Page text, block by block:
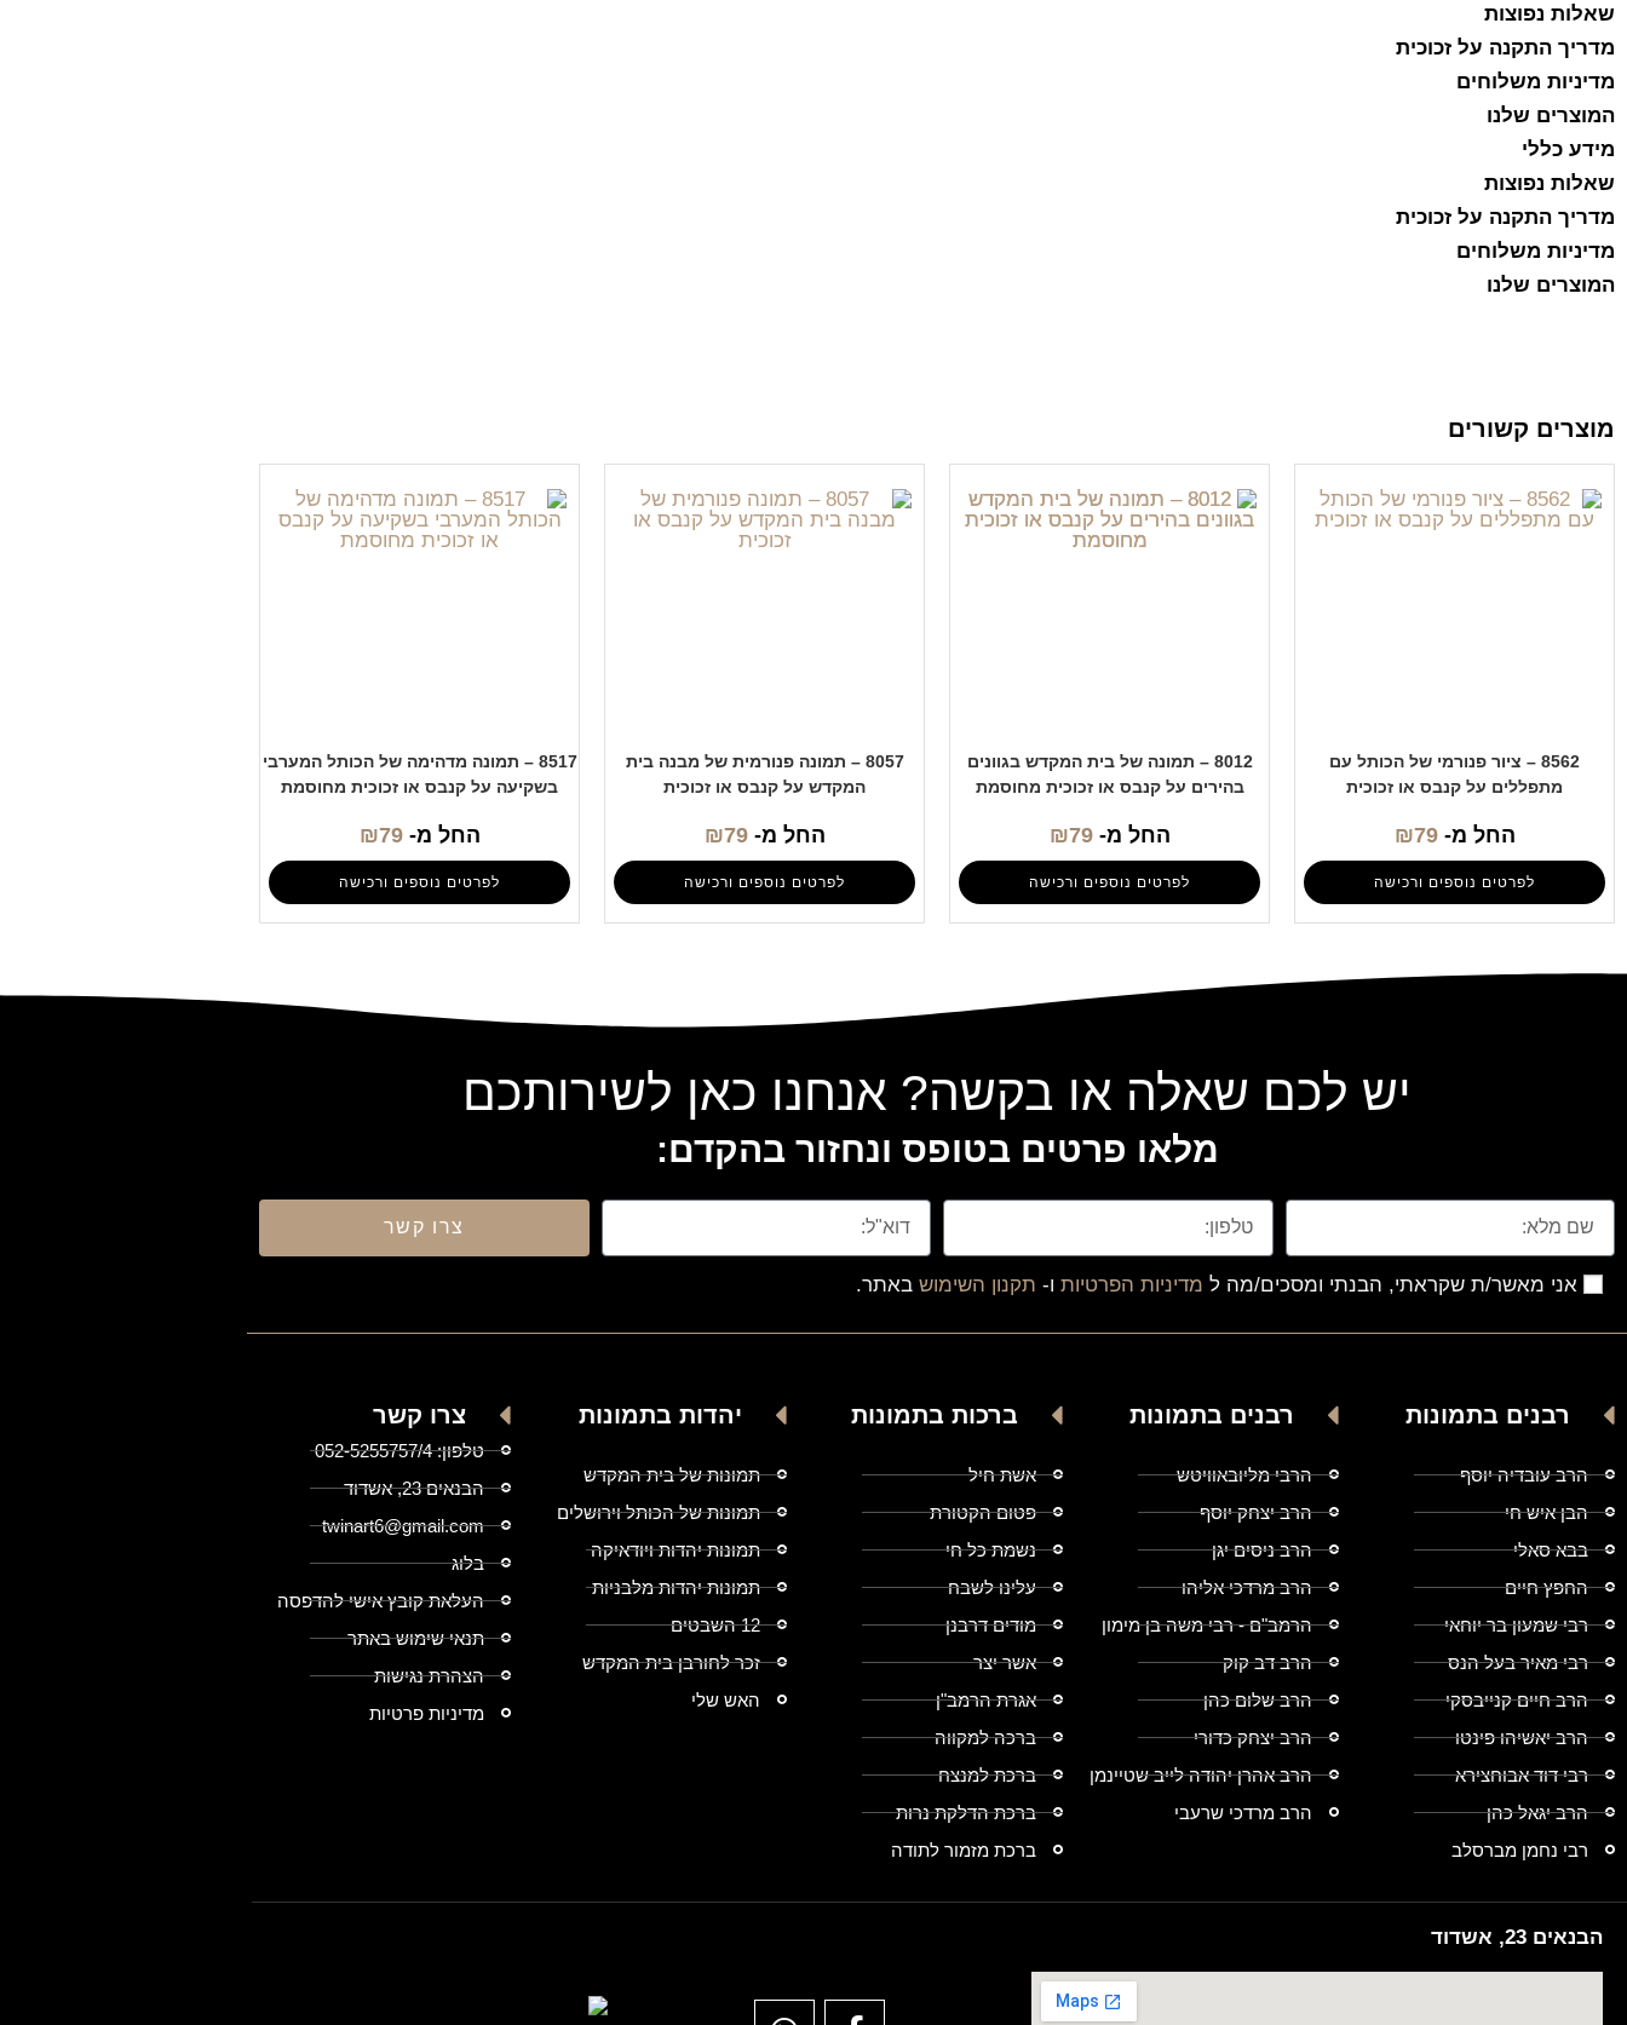
שאלות נפוצות
מדריך התקנה על זכוכית
מדיניות משלוחים
המוצרים שלנו
מידע כללי
שאלות נפוצות
מדריך התקנה על זכוכית
מדיניות משלוחים
המוצרים שלנו
מוצרים קשורים
8562 – ציור פנורמי של הכותל עם
מתפללים על קנבס או זכוכית
החל מ- ₪79
לפרטים נוספים ורכישה
8012 – תמונה של בית המקדש בגוונים
בהירים על קנבס או זכוכית מחוסמת
החל מ- ₪79
לפרטים נוספים ורכישה
8057 – תמונה פנורמית של מבנה בית
המקדש על קנבס או זכוכית
החל מ- ₪79
לפרטים נוספים ורכישה
8517 – תמונה מדהימה של הכותל המערבי
בשקיעה על קנבס או זכוכית מחוסמת
החל מ- ₪79
לפרטים נוספים ורכישה
יש לכם שאלה או בקשה? אנחנו כאן לשירותכם
מלאו פרטים בטופס ונחזור בהקדם:
אני מאשר/ת שקראתי, הבנתי ומסכים/מה ל מדיניות הפרטיות ו- תקנון השימוש באתר.
צרו קשר
רבנים בתמונות
הרב עובדיה יוסף
הבן איש חי
בבא סאלי
החפץ חיים
רבי שמעון בר יוחאי
רבי מאיר בעל הנס
הרב חיים קנייבסקי
הרב יאשיהו פינטו
רבי דוד אבוחצירא
הרב יגאל כהן
רבי נחמן מברסלב
רבנים בתמונות
הרבי מליובאוויטש
הרב יצחק יוסף
הרב ניסים יגן
הרב מרדכי אליהו
הרמב"ם - רבי משה בן מימון
הרב דב קוק
הרב שלום כהן
הרב יצחק כדורי
הרב אהרן יהודה לייב שטיינמן
הרב מרדכי שרעבי
ברכות בתמונות
אשת חיל
פטום הקטורת
נשמת כל חי
עלינו לשבח
מודים דרבנן
אשר יצר
אגרת הרמב"ן
ברכה למקווה
ברכת למנצח
ברכת הדלקת נרות
ברכת מזמור לתודה
יהדות בתמונות
תמונות של בית המקדש
תמונות של הכותל וירושלים
תמונות יהדות ויודאיקה
תמונות יהדות מלבניות
12 השבטים
זכר לחורבן בית המקדש
האש שלי
צרו קשר
טלפון: 052-5255757/4
הבנאים 23, אשדוד
twinart6@gmail.com
בלוג
העלאת קובץ אישי להדפסה
תנאי שימוש באתר
הצהרת נגישות
מדיניות פרטיות
הבנאים 23, אשדוד